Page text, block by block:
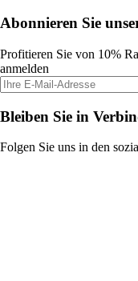
Abonnieren Sie
Profitieren Sie von 10%
anmelden
Bleiben Sie in
Folgen Sie uns in den